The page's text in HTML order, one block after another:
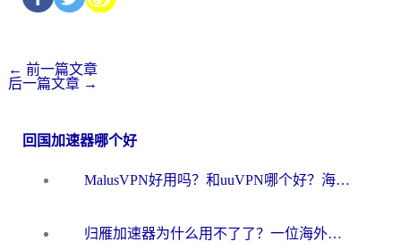
← 前一篇文章
后一篇文章 →
回国加速器哪个好
MalusVPN好用吗？和uuVPN哪个好？海外党无缝访问国内资源的真实对比与选择指南
归雁加速器为什么用不了了？一位海外游子的真实困惑与技术解答